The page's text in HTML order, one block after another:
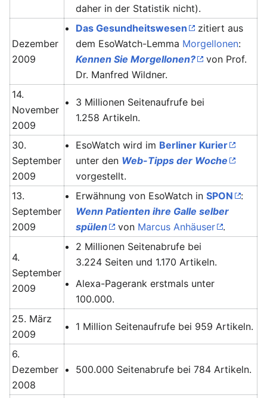
daher in der Statistik nicht).
Dezember
2009
Das Gesundheitswesen
zitiert aus
dem EsoWatch-Lemma Morgellonen:
Kennen Sie Morgellonen?
von Prof.
Dr. Manfred Wildner.
14.
November
2009
3 Millionen Seitenaufrufe bei
1.258 Artikeln.
30.
September
2009
EsoWatch wird im Berliner Kurier
unter den Web-Tipps der Woche
vorgestellt.
13.
September
2009
Erwähnung von EsoWatch inSPON
:
Wenn Patienten ihre Galle selber
spülen
von Marcus Anhäuser .
4.
September
2009
2 Millionen Seitenabrufe bei
3.224 Seiten und 1.170 Artikeln.
Alexa-Pagerank erstmals unter
100.000.
25. März
2009
1 Million Seitenaufrufe bei 959 Artikeln.
6.
Dezember
2008
500.000 Seitenabrufe bei 784 Artikeln.